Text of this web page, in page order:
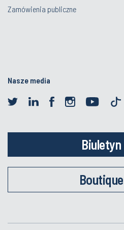
Zamówienia publiczne
Nasze media
Biuletyn
Boutique